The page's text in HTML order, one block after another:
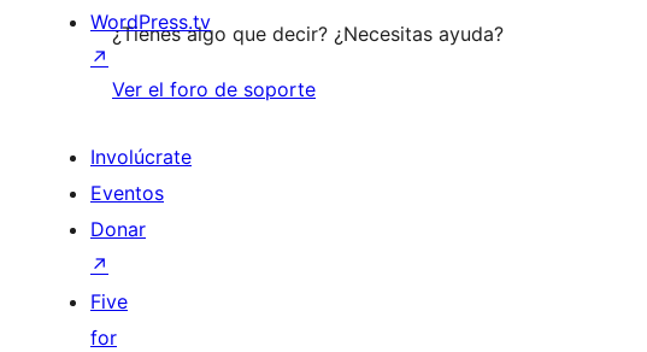
¿Tienes algo que decir? ¿Necesitas ayuda?
Ver el foro de soporte
WordPress.tv
↗
Involúcrate
Eventos
Donar
↗
Five
for